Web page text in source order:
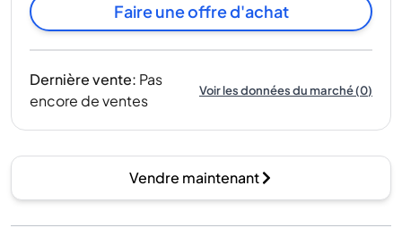
Faire une offre d'achat
Dernière vente: Pas
encore de ventes
Voir les données du marché(0)
Vendre maintenant